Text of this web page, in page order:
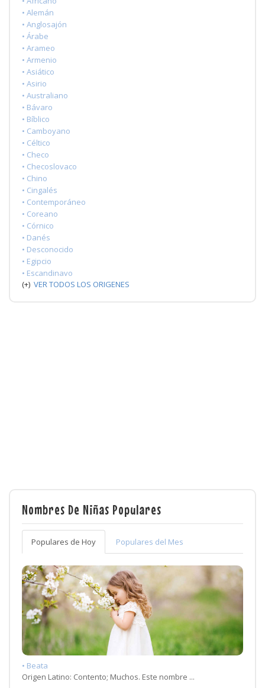
• Alemán
• Anglosajón
• Árabe
• Arameo
• Armenio
• Asiático
• Asirio
• Australiano
• Bávaro
• Bíblico
• Camboyano
• Céltico
• Checo
• Checoslovaco
• Chino
• Cingalés
• Contemporáneo
• Coreano
• Córnico
• Danés
• Desconocido
• Egipcio
• Escandinavo
(+) VER TODOS LOS ORIGENES
Nombres De Niñas Populares
Populares de Hoy Populares del Mes
• Beata
Origen Latino: Contento; Muchos. Este nombre ...